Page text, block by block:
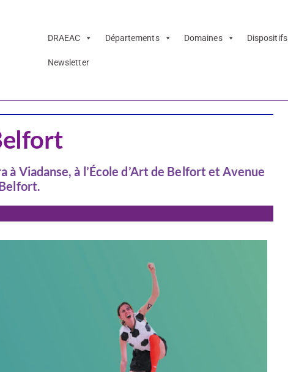
DRAEAC Départements Domaines Dispositifs
Newsletter
Viadanse, à l’École d’Art de Belfort et Avenue